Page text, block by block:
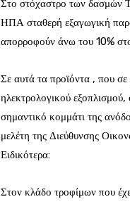
Στο στόχαστρο των δασμών
ΗΠΑ σταθερή εξαγωγική
απορροφούν άνω του 10%
Σε αυτά τα προϊόντα , που
ηλεκτρολογικού
σημαντικό κομμάτι της
μελέτη της Διεύθυνσης
Ειδικότερα:
Στον κλάδο τροφίμων που